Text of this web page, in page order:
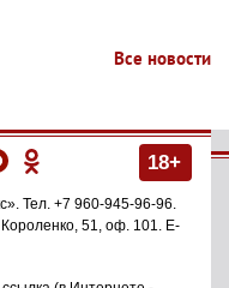
Все новости
18+
. Тел. +7 960-945-96-96
51, оф. 101
. E-